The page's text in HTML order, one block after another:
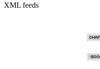
XML feeds